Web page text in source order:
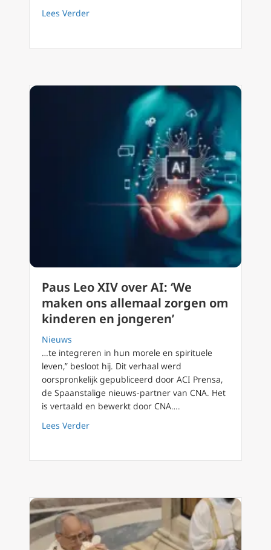
Lees Verderabout „We mogen niet wennen aan
Paus Leo XIV over AI: ‘We
maken ons allemaal zorgen om
kinderen en jongeren’
Nieuws
…te integreren in hun morele en spirituele
leven,” besloot hij. Dit verhaal werd
oorspronkelijk gepubliceerd door ACI Prensa,
de Spaanstalige nieuws-partner van CNA. Het
is vertaald en bewerkt door CNA….
Lees Verderabout Paus Leo XIV over AI: ‘We maken